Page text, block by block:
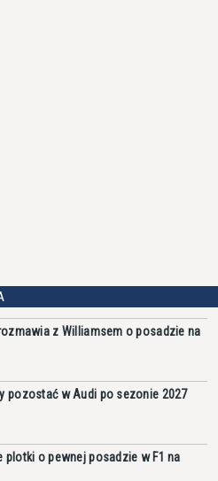
z Williamsem o posadzie na
pozostać w Audi po sezonie 2027
plotki o pewnej posadzie w F1 na